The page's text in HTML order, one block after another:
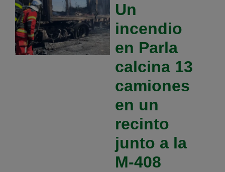
Un
incendio
en Parla
calcina 13
camiones
en un
recinto
junto a la
M-408